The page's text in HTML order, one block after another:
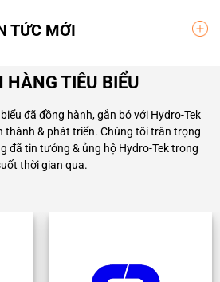
TỨC MỚI
HÀNG TIÊU BIỂU
đã đồng hành, gắn bó với Hydro-Tek
thành & phát triển. Chúng tôi trân trọng
đã tin tưởng & ủng hộ Hydro-Tek trong
thời gian qua.